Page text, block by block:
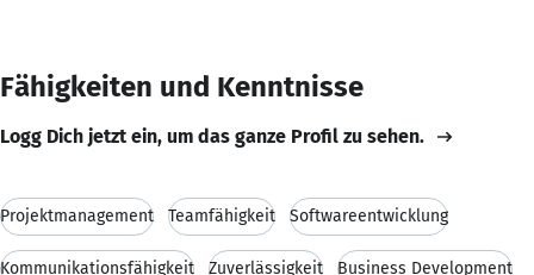
Fähigkeiten und Kenntnisse
Logg Dich jetzt ein, um das ganze Profil zu sehen.
Projektmanagement Teamfähigkeit Softwareentwicklung
Kommunikationsfähigkeit Zuverlässigkeit Business Development